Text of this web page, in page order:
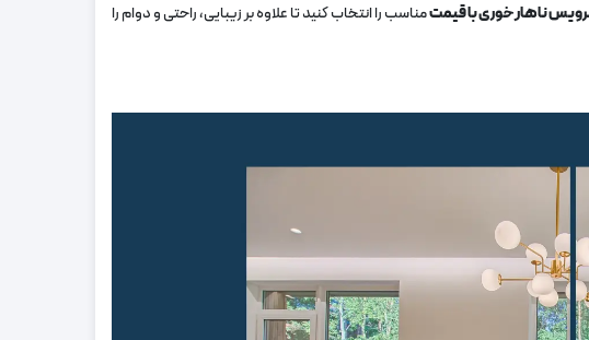
ناهار خوری با قیمتمناسب را انتخاب کنید تا علاوه بر زیبایی، راحتی و دوام را